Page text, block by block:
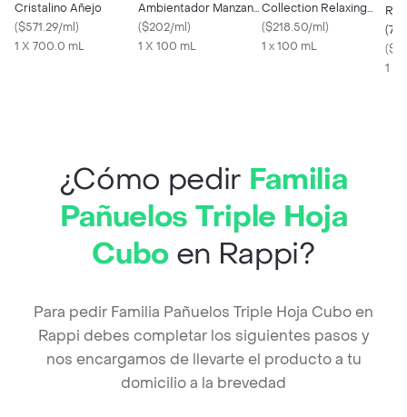
Cristalino Añejo
($571.29/ml)
1 X 700.0 mL
Ambientador Manzana
Canela Frasco con
100 ml y 6 Varitas
($202/ml)
1 X 100 mL
Collection Relaxing
Lavender 100 mL
($218.50/ml)
1 x 100 mL
(
1 X
¿Cómo pedir Familia
Pañuelos Triple Hoja
Cubo en Rappi?
Para pedir Familia Pañuelos Triple Hoja Cubo en
Rappi debes completar los siguientes pasos y
nos encargamos de llevarte el producto a tu
domicilio a la brevedad